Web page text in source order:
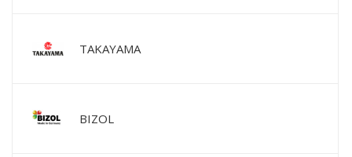
TAKAYAMA
BIZOL